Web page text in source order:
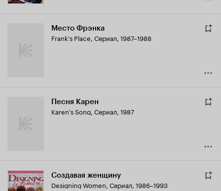
Место Фрэнка
Frank's Place, Сериал, 1987–1988
Песня Карен
Karen's Song, Сериал, 1987
Создавая женщину
Designing Women, Сериал, 1986–1993